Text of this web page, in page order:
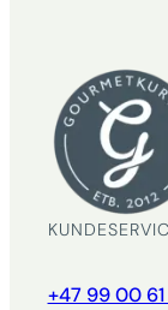
+47 99 00 61